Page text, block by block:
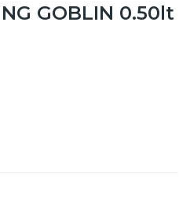
GOBLIN 0.50lt